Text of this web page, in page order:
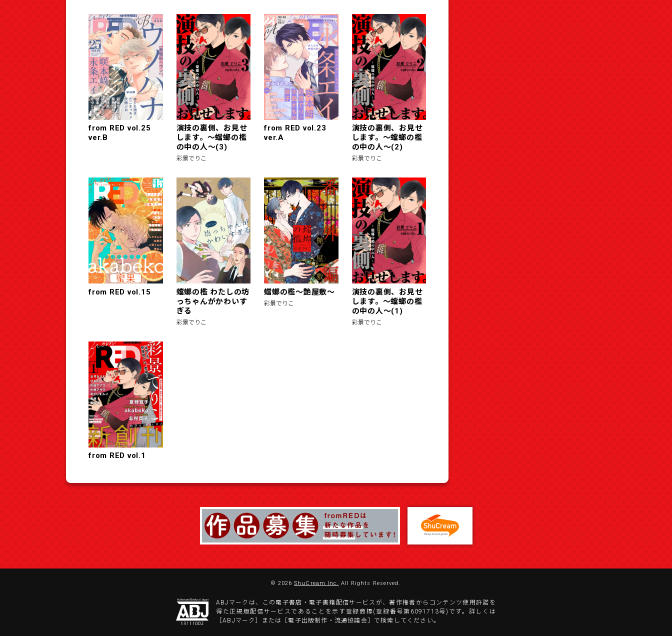
from RED vol.25
ver.B
演技の裏側、お見せ
します。～蟷螂の檻
の中の人～(3)
彩景でりこ
from RED vol.23
ver.A
演技の裏側、お見せ
します。～蟷螂の檻
の中の人～(2)
彩景でりこ
from RED vol.15
蟷螂の檻 わたしの坊
っちゃんがかわいす
ぎる
彩景でりこ
蟷螂の檻～艶屋敷～
彩景でりこ
演技の裏側、お見せ
します。〜蟷螂の檻
の中の人〜(1)
彩景でりこ
from RED vol.1
© 2026ShuCream Inc. All Rights Reserved.
ABJマークは、この電子書店・電子書籍配信サービスが、著作権者からコンテンツ使用許諾を
得た正規版配信サービスであることを示す登録商標(登録番号第6091713号)です。詳しくは
［ABJマーク］または［電子出版制作・流通協議会］で検索してください。